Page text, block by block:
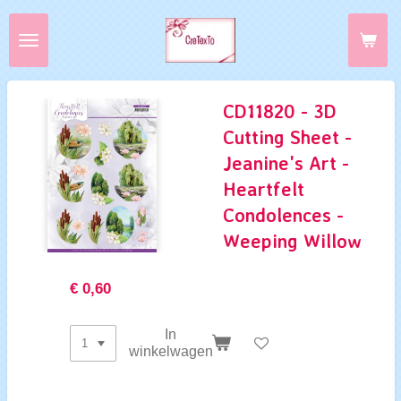
Ga
direct
de
hoofdinhoud
CD11820 - 3D
Cutting Sheet -
Jeanine's Art -
Heartfelt
Condolences -
Weeping Willow
€ 0,60
In
winkelwagen